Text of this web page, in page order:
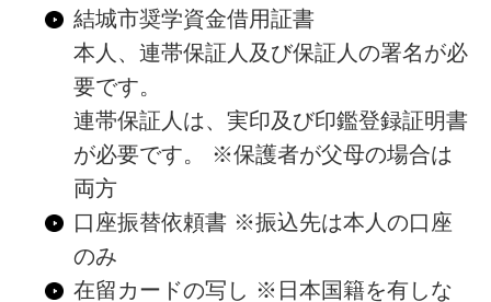
結城市奨学資金借用証書
本人、連帯保証人及び保証人の署名が必
要です。
連帯保証人は、実印及び印鑑登録証明書
が必要です。 ※保護者が父母の場合は
両方
口座振替依頼書 ※振込先は本人の口座
のみ
在留カードの写し ※日本国籍を有しな